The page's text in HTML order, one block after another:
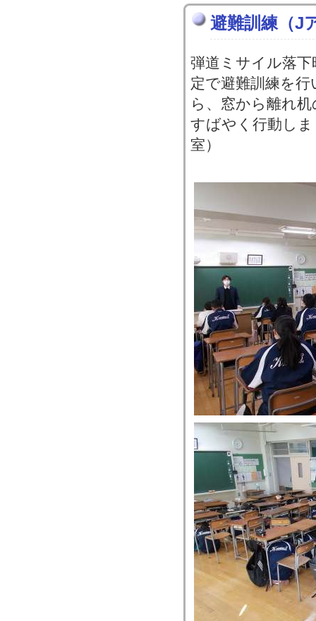
避難訓練（J
弾道ミサイル落
定で避難訓練を
ら、窓から離れ
すばやく行動し
室）